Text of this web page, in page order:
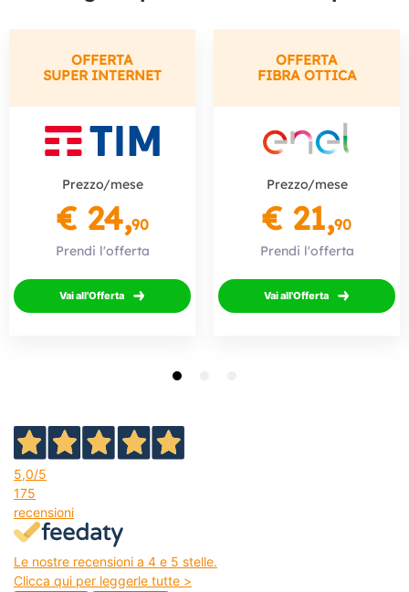
OFFERTA
SUPER INTERNET
Prezzo/mese
€ 24,90
Prendi l'offerta
Vai all'Offerta
OFFERTA
FIBRA OTTICA
Prezzo/mese
€ 21,90
Prendi l'offerta
Vai all'Offerta
5,0/5
175
recensioni
Le nostre recensioni a 4 e 5 stelle.
Clicca qui per leggerle tutte >